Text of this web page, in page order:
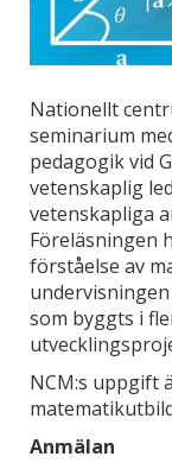
Nationellt
seminarium
pedagogik vid
vetenskaplig
vetenskapliga
Föreläsningen
förståelse av
som byggts i
NCM:s uppgift
Anmälan